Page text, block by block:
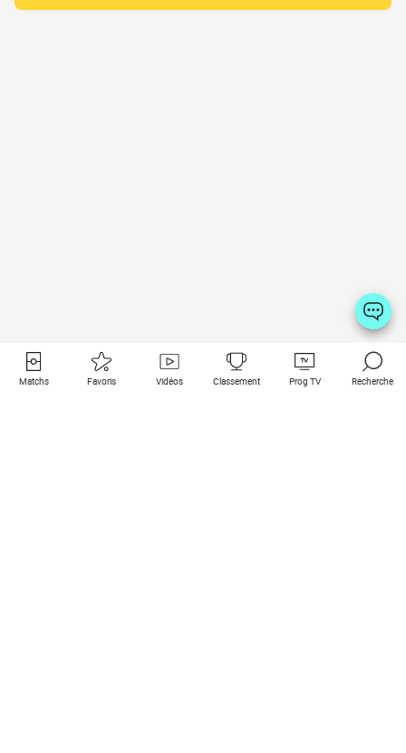
Matchs Favoris Vidéos Classement Prog TV Recherche